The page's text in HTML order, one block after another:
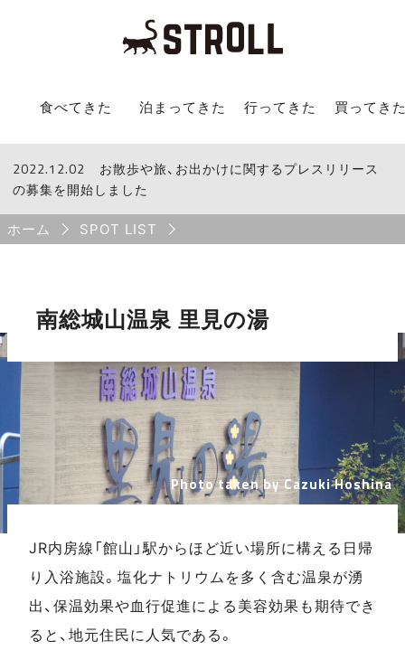
STROLL Menu
食べてきた 泊まってきた 行ってきた 買ってき
STROLLからのお知らせ
2022.12.02
お散歩や旅、お出かけに関するプレスリリース
の募集を開始しました
Breadcrumb
ホーム SPOT LIST
南総城山温泉 里見の湯
Photo taken by Cazuki Hoshina
JR内房線「館山」駅からほど近い場所に構える日帰
り入浴施設。塩化ナトリウムを多く含む温泉が湧
出、保温効果や血行促進による美容効果も期待でき
ると、地元住民に人気である。